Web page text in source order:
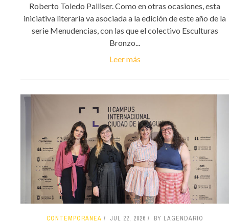
Roberto Toledo Palliser. Como en otras ocasiones, esta
iniciativa literaria va asociada a la edición de este año de la
serie Menudencias, con las que el colectivo Esculturas
Bronzo...
Leer más
CONTEMPORÁNEA JUL 22, 2026 BY LAGENDARIO